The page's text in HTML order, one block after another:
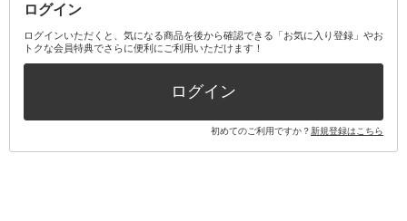
その他オーラルケア
ボディケアキット
その他キット・セット
ログイン
ログインいただくと、気になる商品を後から確認できる「お気に入り登録」やお
トクな会員特典でさらに便利にご利用いただけます！
ログイン
初めてのご利用ですか？新規登録はこちら